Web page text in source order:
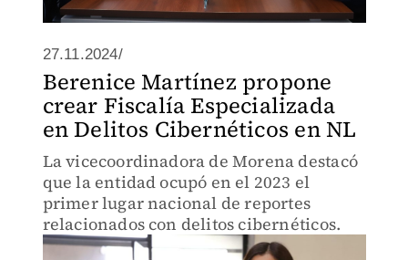
27.11.2024/
Berenice Martínez propone
crear Fiscalía Especializada
en Delitos Cibernéticos en NL
La vicecoordinadora de Morena destacó
que la entidad ocupó en el 2023 el
primer lugar nacional de reportes
relacionados con delitos cibernéticos.